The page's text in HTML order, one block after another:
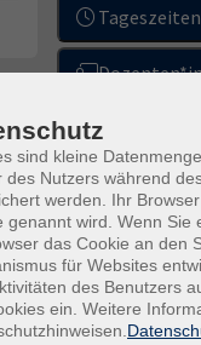
Tageszeiten
Kurse (0)
sind kleine
des Nutzers während
werden. Ihr
genannt wird. Wenn
das Cookie an den
für Websites
des Benutzers
ein. Weitere